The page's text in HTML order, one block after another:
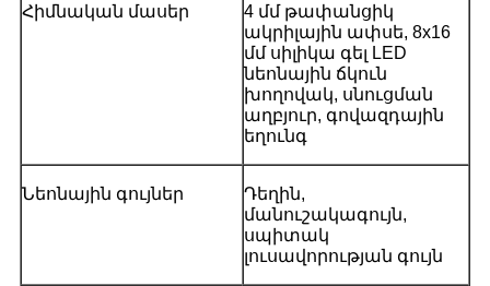
Հիմնական մասեր
4 մմ թափանցիկ
ակրիլային ափսե, 8x16
մմ սիլիկա գել LED
նեոնային ճկուն
խողովակ, սնուցման
աղբյուր, գովազդային
եղունգ
Նեոնային գույներ
Դեղին,
մանուշակագույն,
սպիտակ
լուսավորության գույն